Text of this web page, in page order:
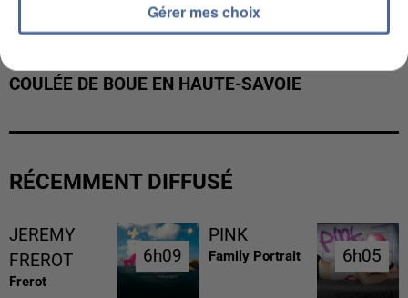
UNE TOURISTE DE L’OISE EMPORTÉE PAR UNE
COULÉE DE BOUE EN HAUTE-SAVOIE
RÉCEMMENT DIFFUSÉ
JEREMY
FREROT
Frerot
6h09
6h09
PINK
Family Portrait 6h05
6h05
Gérer mes choix